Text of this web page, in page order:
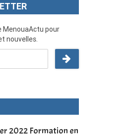
MenouaActu pour
nouvelles.
2022 Formation en